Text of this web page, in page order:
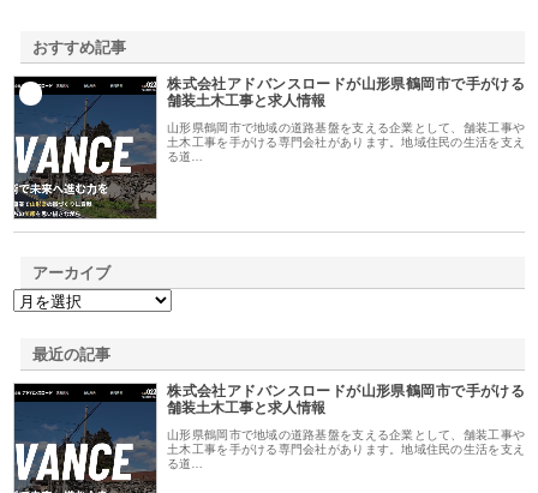
おすすめ記事
株式会社アドバンスロードが山形県鶴岡市で手がける
舗装土木工事と求人情報
山形県鶴岡市で地域の道路基盤を支える企業として、舗装工事や
土木工事を手がける専門会社があります。地域住民の生活を支え
る道…
アーカイブ
最近の記事
株式会社アドバンスロードが山形県鶴岡市で手がける
舗装土木工事と求人情報
山形県鶴岡市で地域の道路基盤を支える企業として、舗装工事や
土木工事を手がける専門会社があります。地域住民の生活を支え
る道…